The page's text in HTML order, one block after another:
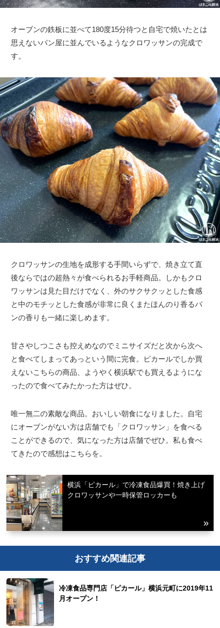
オーブンの鉄板に並べて180度15分待つと自宅で焼いたとは
思えないパン屋に並んでいるようなクロワッサンの完成で
す。
クロワッサンの生地を成形する手間いらずで、焼き立て直
後ならではの超熱々が食べられるお手軽商品。しかもクロ
ワッサンは見た目だけでなく、外のサクサクッとした食感
と中のモチッとした食感が非常に良くまたほんのり香るパ
ンの香りも一緒に楽しめます。
甘さやしつこさも控えめなのでミニサイズだと次から次へ
と食べてしまってあっという間に完食。ピカールでしか買
えないこちらの商品、ようやく横浜駅でも買えるようにな
ったので食べてみたかった方はぜひ。
唯一無二の素敵な商品。おいしい朝食になりました。自宅
にオーブンがない方は店舗でも「クロワッサン」を食べる
ことができるので、気になった方は店舗でぜひ。私も食べ
てきたので感想はこちらを。
横浜「ピカール」で冷凍食品爆買！焼き上げ
クロワッサンや一時保管ロッカーも
おすすめ関連記事
冷凍食品専門店「ピカール」横浜元町に2019年11
月オープン！